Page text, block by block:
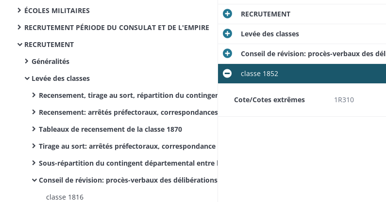
ÉCOLES MILITAIRES
RECRUTEMENT PÉRIODE DU CONSULAT ET DE L'EMPIRE
RECRUTEMENT
Généralités
Levée des classes
Recensement, tirage au sort, répartition du contingent départemental entre les cantons, composition et opérations du conseil de révision: arrêtés préfectoraux, correspondance
Recensement: arrêtés préfectoraux, correspondances
Tableaux de recensement de la classe 1870
Tirage au sort: arrêtés préfectoraux, correspondance
Sous-répartition du contingent départemental entre les cantons, composition et opérations du conseil de révision: arrêtés préfectoraux, correspondance
Conseil de révision: procès-verbaux des délibérations
classe 1816
RECRUTEMENT
Levée des classes
Conseil de révision: procès-verbaux des
classe 1852
Cote/Cotes extrêmes 1R310